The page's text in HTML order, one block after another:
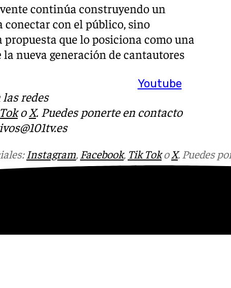
Youtube
continúa construyendo un
conectar con el público, sino
propuesta que lo posiciona como una
la nueva generación de cantautores
las redes
oX. Puedes ponerte en contacto
Instagram, Facebook, Tik TokoX. Puedes